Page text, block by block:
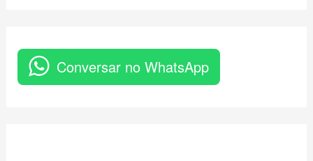
Conversar no WhatsApp